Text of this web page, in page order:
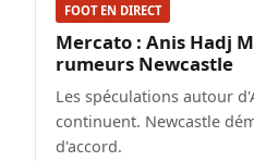
FOOT EN DIRECT
Mercato : Anis Hadj
rumeurs Newcastle
Les spéculations autour
continuent. Newcastle
d'accord.